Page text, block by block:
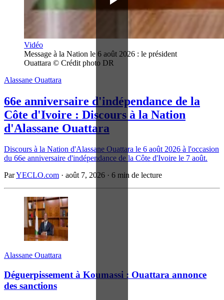
Vidéo
Message à la Nation le 6 août 2026 : le président
Ouattara © Crédit photo DR
Alassane Ouattara
66e anniversaire d'indépendance de la
Côte d'Ivoire : Discours à la Nation
d'Alassane Ouattara
Discours à la Nation d'Alassane Ouattara le 6 août 2026 à l'occasion
du 66e anniversaire d'indépendance de la Côte d'Ivoire le 7 août.
ParYECLO.com · août 7, 2026 · 6 min de lecture
Alassane Ouattara
Déguerpissement à Koumassi : Ouattara annonce
des sanctions